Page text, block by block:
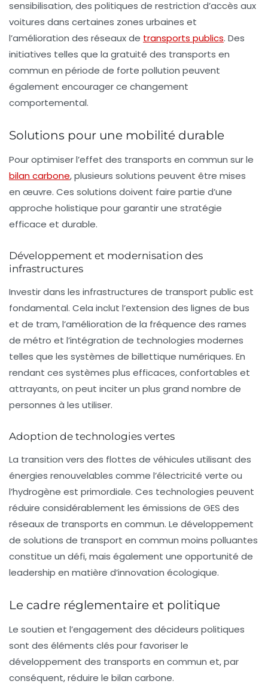
sensibilisation, des politiques de restriction d’accès aux
voitures dans certaines zones urbaines et
l’amélioration des réseaux de transports publics. Des
initiatives telles que la gratuité des transports en
commun en période de forte pollution peuvent
également encourager ce changement
comportemental.
Solutions pour une mobilité durable
Pour optimiser l’effet des transports en commun sur le
bilan carbone, plusieurs solutions peuvent être mises
en œuvre. Ces solutions doivent faire partie d’une
approche holistique pour garantir une stratégie
efficace et durable.
Développement et modernisation des
infrastructures
Investir dans les infrastructures de transport public est
fondamental. Cela inclut l’extension des lignes de bus
et de tram, l’amélioration de la fréquence des rames
de métro et l’intégration de technologies modernes
telles que les systèmes de billettique numériques. En
rendant ces systèmes plus efficaces, confortables et
attrayants, on peut inciter un plus grand nombre de
personnes à les utiliser.
Adoption de technologies vertes
La transition vers des flottes de véhicules utilisant des
énergies renouvelables comme l’électricité verte ou
l’hydrogène est primordiale. Ces technologies peuvent
réduire considérablement les émissions de GES des
réseaux de transports en commun. Le développement
de solutions de transport en commun moins polluantes
constitue un défi, mais également une opportunité de
leadership en matière d’innovation écologique.
Le cadre réglementaire et politique
Le soutien et l’engagement des décideurs politiques
sont des éléments clés pour favoriser le
développement des transports en commun et, par
conséquent, réduire le bilan carbone.